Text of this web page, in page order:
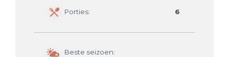
Porties: 6
Beste seizoen: